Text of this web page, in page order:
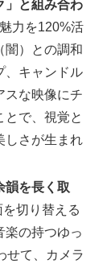
」と組み合わ
力を120%活
闇）との調和
、キャンドル
スな映像にチ
とで、視覚と
しさが生まれ
韻を長く取
切り替える
楽の持つゆっ
せて、カメラ